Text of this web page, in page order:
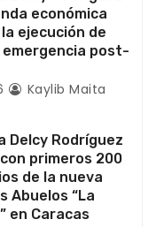
económica
ejecución de
post-
Kaylib Maita
Delcy Rodríguez
primeros 200
de la nueva
Abuelos “La
en Caracas